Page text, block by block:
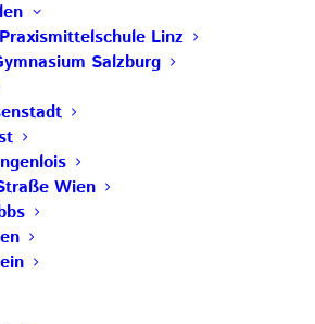
Linz
Salzburg
Wien
und
hunderte Schulen
Teil der Initiative.
im-aufbruch.at
Beitrag teilen